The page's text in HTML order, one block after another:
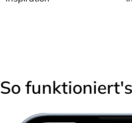
So funktioniert's